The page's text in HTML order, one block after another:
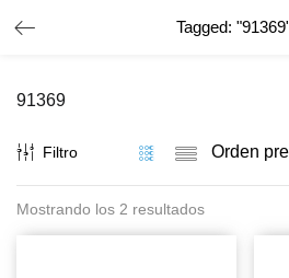
Tagged:
INICIO DE SESIÓN
Introduzca su nombre de usuario y
Recordar Datos
91369
Filtro
Mostrando los 2 resultados